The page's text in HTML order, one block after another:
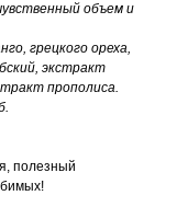
объем и
грецкого ореха,
экстракт
прополиса.
полезный